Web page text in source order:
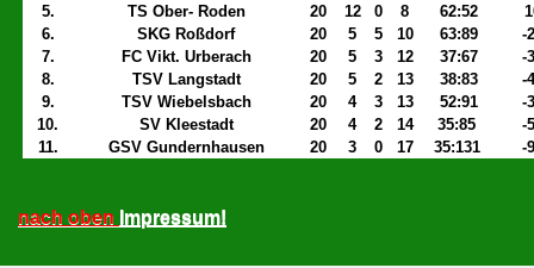
5.
TS Ober- Roden 20 12 0 8 62:52
6.
SKG Roßdorf 20 5 5 10 63:89
-
7.
FC Vikt. Urberach 20 5 3 12 37:67
-
8.
TSV Langstadt 20 5 2 13 38:83
-
9.
TSV Wiebelsbach 20 4 3 13 52:91
-
10.
SV Kleestadt 20 4 2 14 35:85
-
11.
GSV Gundernhausen 20 3 0 17 35:131 -
nach oben Impressum!